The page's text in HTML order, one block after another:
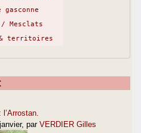
gasconne
Mesclats
& territoires
, par VERDIER Gilles